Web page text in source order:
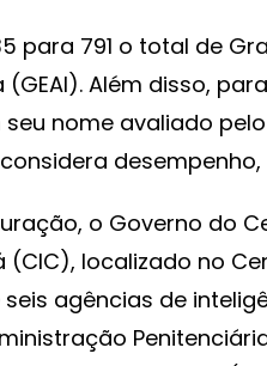
para 791 o total de
Além disso,
nome avaliado
o Governo do
(CIC), localizado no
agências de